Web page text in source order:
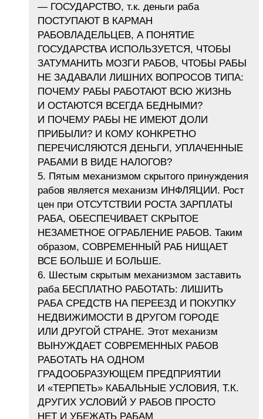
— ГОСУДАРСТВО, т.к. деньги раба
ПОСТУПАЮТ В КАРМАН
РАБОВЛАДЕЛЬЦЕВ, А ПОНЯТИЕ
ГОСУДАРСТВА ИСПОЛЬЗУЕТСЯ, ЧТОБЫ
ЗАТУМАНИТЬ МОЗГИ РАБОВ, ЧТОБЫ РАБЫ
НЕ ЗАДАВАЛИ ЛИШНИХ ВОПРОСОВ ТИПА:
ПОЧЕМУ РАБЫ РАБОТАЮТ ВСЮ ЖИЗНЬ
И ОСТАЮТСЯ ВСЕГДА БЕДНЫМИ?
И ПОЧЕМУ РАБЫ НЕ ИМЕЮТ ДОЛИ
ПРИБЫЛИ? И КОМУ КОНКРЕТНО
ПЕРЕЧИСЛЯЮТСЯ ДЕНЬГИ, УПЛАЧЕННЫЕ
РАБАМИ В ВИДЕ НАЛОГОВ?
5. Пятым механизмом скрытого принуждения
рабов является механизм ИНФЛЯЦИИ. Рост
цен при ОТСУТСТВИИ РОСТА ЗАРПЛАТЫ
РАБА, ОБЕСПЕЧИВАЕТ СКРЫТОЕ
НЕЗАМЕТНОЕ ОГРАБЛЕНИЕ РАБОВ. Таким
образом, СОВРЕМЕННЫЙ РАБ НИЩАЕТ
ВСЕ БОЛЬШЕ И БОЛЬШЕ.
6. Шестым скрытым механизмом заставить
раба БЕСПЛАТНО РАБОТАТЬ: ЛИШИТЬ
РАБА СРЕДСТВ НА ПЕРЕЕЗД И ПОКУПКУ
НЕДВИЖИМОСТИ В ДРУГОМ ГОРОДЕ
ИЛИ ДРУГОЙ СТРАНЕ. Этот механизм
ВЫНУЖДАЕТ СОВРЕМЕННЫХ РАБОВ
РАБОТАТЬ НА ОДНОМ
ГРАДООБРАЗУЮЩЕМ ПРЕДПРИЯТИИ
И «ТЕРПЕТЬ» КАБАЛЬНЫЕ УСЛОВИЯ, Т.К.
ДРУГИХ УСЛОВИЙ У РАБОВ ПРОСТО
НЕТ И УБЕЖАТЬ РАБАМ